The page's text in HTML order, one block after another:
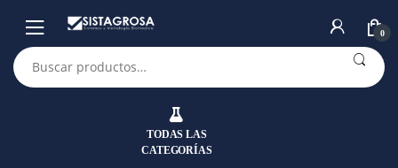
navegación
contenido
0
Buscar
por:
TODAS LAS
CATEGORÍAS